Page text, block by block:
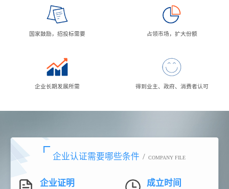
国家鼓励，招投标需要 占领市场，扩大份额
企业长期发展所需 得到业主、政府、消费者认可
企业认证需要哪些条件 / COMPANY FILE
企业证明 成立时间